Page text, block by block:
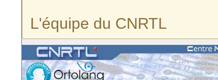
L'équipe du CNRTL